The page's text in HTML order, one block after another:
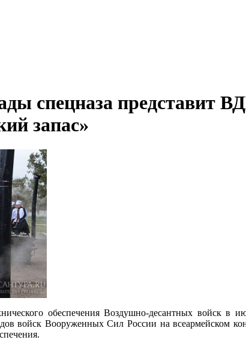
спецназа представит
запас»
обеспечения Воздушно-десантных войск в
войск Вооруженных Сил России на всеармейском